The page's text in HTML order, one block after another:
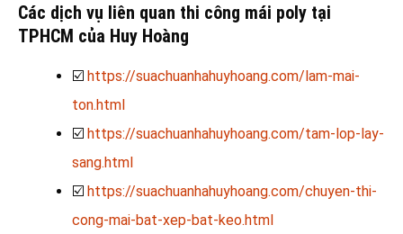
Các dịch vụ liên quan thi công mái poly tại
TPHCM của Huy Hoàng
☑️ https://suachuanhahuyhoang.com/lam-mai-
ton.html
☑️ https://suachuanhahuyhoang.com/tam-lop-lay-
sang.html
☑️ https://suachuanhahuyhoang.com/chuyen-thi-
cong-mai-bat-xep-bat-keo.html